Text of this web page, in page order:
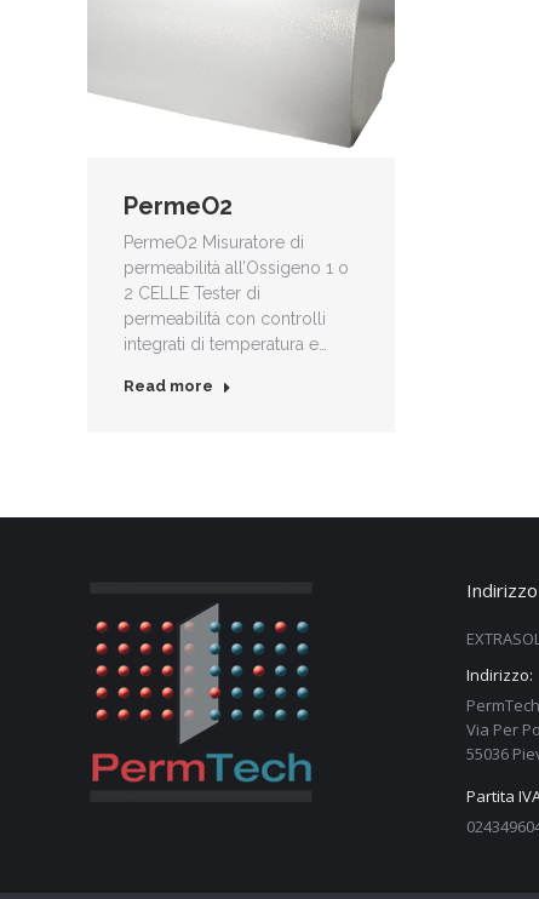
PermeO2
PermeO2 Misuratore di
permeabilità all’Ossigeno 1 o
2 CELLE Tester di
permeabilità con controlli
integrati di temperatura e…
Read more
Indirizzo
Indirizzo:
Via Per
55036
Partita